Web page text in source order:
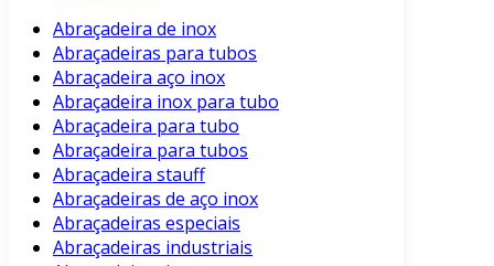
Abraçadeira de inox
Abraçadeiras para tubos
Abraçadeira aço inox
Abraçadeira inox para tubo
Abraçadeira para tubo
Abraçadeira para tubos
Abraçadeira stauff
Abraçadeiras de aço inox
Abraçadeiras especiais
Abraçadeiras industriais